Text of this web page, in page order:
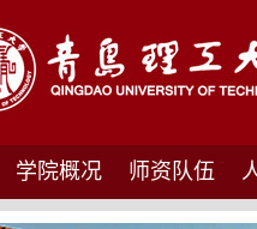
学院概况 师资队伍